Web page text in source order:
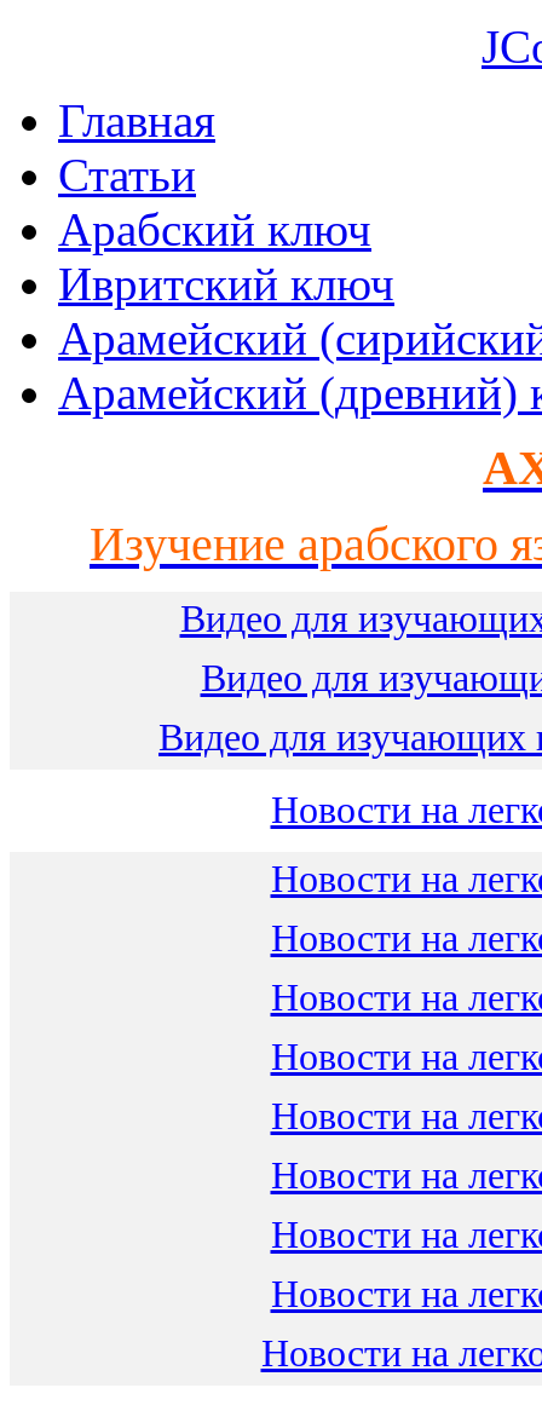
Главная
Статьи
Арабский ключ
Ивритский ключ
Арамейский
Арамейский (древний)
Изучение арабского
Видео для
Видео для
Видео для изучающих
Новости на
Новости на
Новости на
Новости на
Новости на
Новости на
Новости на
Новости на
Новости на
Новости на